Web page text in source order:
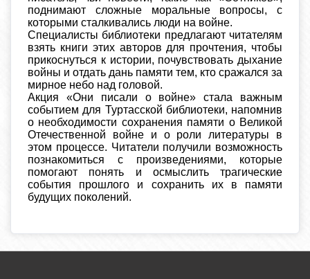
поднимают сложные моральные вопросы, с
которыми сталкивались люди на войне.
Специалисты библиотеки предлагают читателям
взять книги этих авторов для прочтения, чтобы
прикоснуться к истории, почувствовать дыхание
войны и отдать дань памяти тем, кто сражался за
мирное небо над головой.
Акция «Они писали о войне» стала важным
событием для Туртасской библиотеки, напомнив
о необходимости сохранения памяти о Великой
Отечественной войне и о роли литературы в
этом процессе. Читатели получили возможность
познакомиться с произведениями, которые
помогают понять и осмыслить трагические
события прошлого и сохранить их в памяти
будущих поколений.